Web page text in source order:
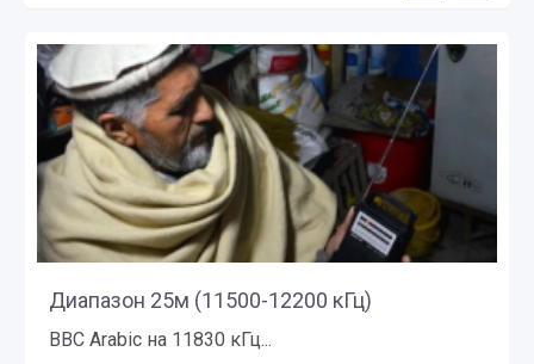
Диапазон 25м (11500-12200 кГц)
BBC Arabiс на 11830 кГц...